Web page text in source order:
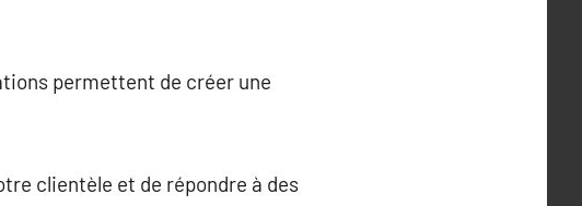
permettent de créer une
clientèle et de répondre à des